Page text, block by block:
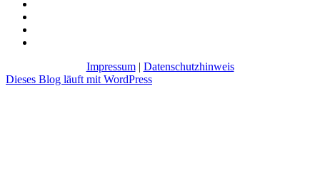
Impressum| Datenschutzhinweis
Dieses Blog läuft mit WordPress